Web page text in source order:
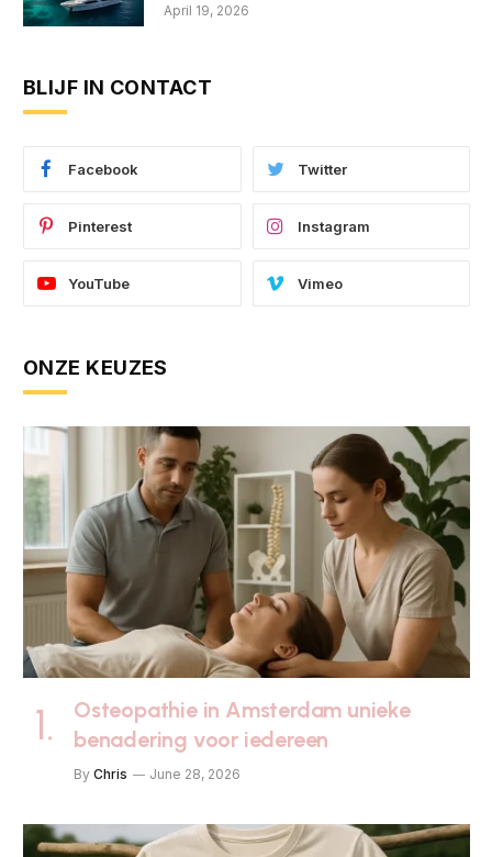
April 19, 2026
BLIJF IN CONTACT
Facebook Twitter
Pinterest Instagram
YouTube Vimeo
ONZE KEUZES
Osteopathie in Amsterdam unieke
benadering voor iedereen
By Chris June 28, 2026